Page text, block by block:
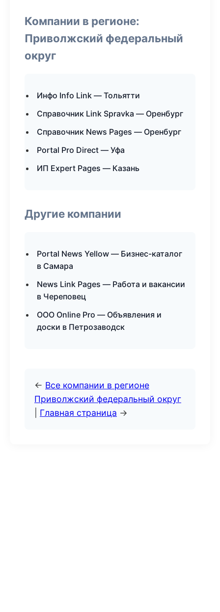
Компании в регионе:
Приволжский федеральный
округ
Инфо Info Link — Тольятти
Справочник Link Spravka — Оренбург
Справочник News Pages — Оренбург
Portal Pro Direct — Уфа
ИП Expert Pages — Казань
Другие компании
Portal News Yellow — Бизнес-каталог
в Самара
News Link Pages — Работа и вакансии
в Череповец
ООО Online Pro — Объявления и
доски в Петрозаводск
← Все компании в регионе
Приволжский федеральный округ
Главная страница →